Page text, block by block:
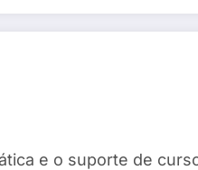
e o suporte de